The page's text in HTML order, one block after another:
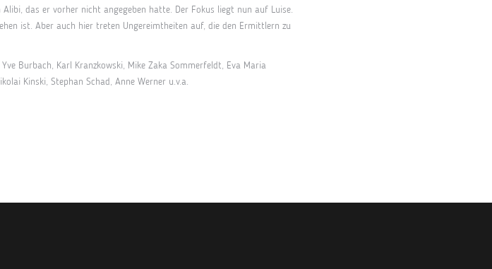
das er vorher nicht angegeben hatte. Der Fokus liegt nun auf Luise.
ist. Aber auch hier treten Ungereimtheiten auf, die den Ermittlern zu
Burbach, Karl Kranzkowski, Mike Zaka Sommerfeldt, Eva Maria
Kinski, Stephan Schad, Anne Werner u.v.a.